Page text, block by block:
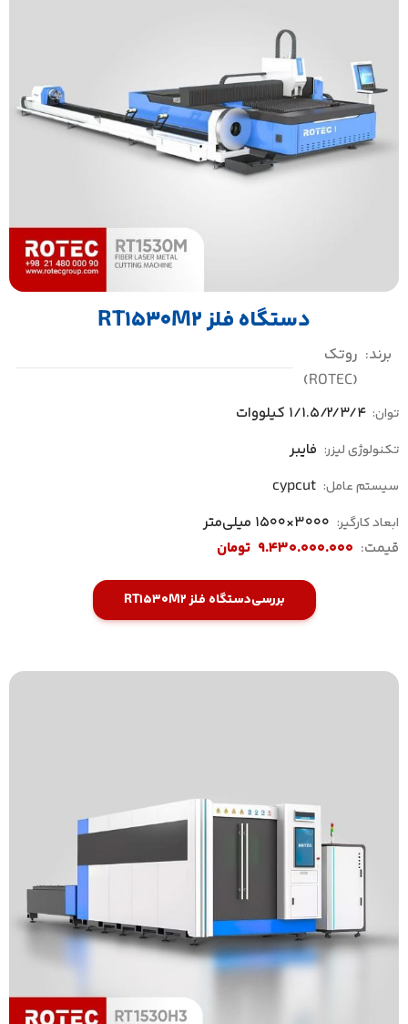
دستگاه فلز RT1530M2
برند: روتک
(ROTEC)
توان: 1/1.5/2/3/4 کیلووات
تکنولوژی لیزر: فایبر
سیستم عامل: cypcut
ابعاد کارگیر: 3000×1500 میلی‌متر
قیمت: 9.430.000.000 تومان
بررسیدستگاه فلز RT1530M2